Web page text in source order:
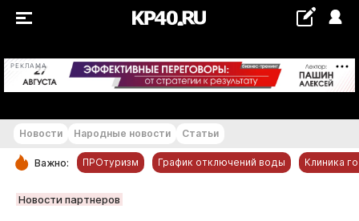
РЕКЛАМА +15...+16 °С
РУБРИКИ
Новости Народные новости Статьи
Важно: ПРОтуризм График отключений воды Клиника
Новости партнеров